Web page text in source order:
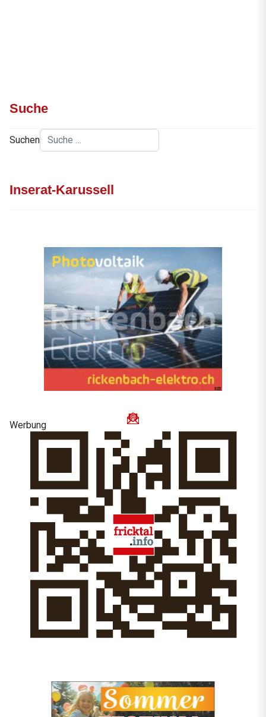
Suche
Suchen
Inserat-Karussell
Werbung